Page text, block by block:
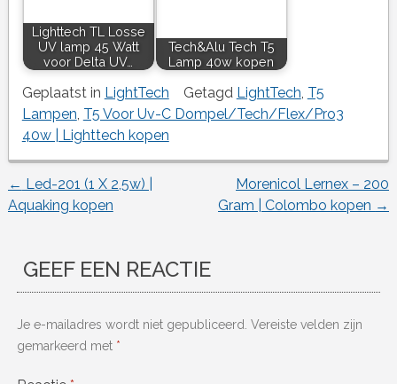
Lighttech TL Losse
UV lamp 45 Watt
voor Delta UV…
Tech&Alu Tech T5
Lamp 40w kopen
Geplaatst in LightTech Getagd LightTech T5
Lampen T5 Voor Uv-C Dompel/Tech/Flex/Pro3
40w | Lighttech kopen
Berichtnavigatie
← Led-201 (1 X 2,5w) |
Aquaking kopen
Morenicol Lernex – 200
Gram | Colombo kopen →
GEEF EEN REACTIE
Je e-mailadres wordt niet gepubliceerd. Vereiste velden zijn
gemarkeerd met *